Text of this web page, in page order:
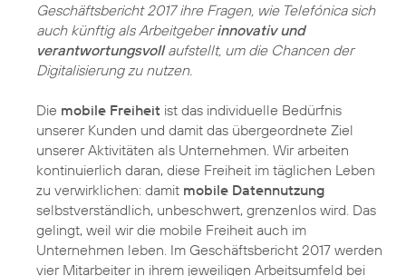
Geschäftsbericht 2017 ihre Fragen, wie Telefónica sich
auch künftig als Arbeitgeberinnovativ und
verantwortungsvollaufstellt, um die Chancen der
Digitalisierung zu nutzen.
Die mobile Freiheit ist das individuelle Bedürfnis
unserer Kunden und damit das übergeordnete Ziel
unserer Aktivitäten als Unternehmen. Wir arbeiten
kontinuierlich daran, diese Freiheit im täglichen Leben
zu verwirklichen: damit mobile Datennutzung
selbstverständlich, unbeschwert, grenzenlos wird. Das
gelingt, weil wir die mobile Freiheit auch im
Unternehmen leben. Im Geschäftsbericht 2017 werden
vier Mitarbeiter in ihrem jeweiligen Arbeitsumfeld bei